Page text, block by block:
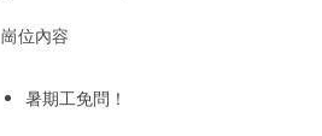
崗位內容
暑期工免問！